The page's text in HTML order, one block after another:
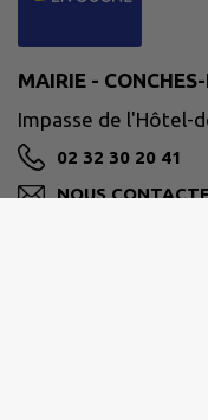
MAIRIE -
Impasse de l'Hôtel-
02 32 30 20 41
NOUS